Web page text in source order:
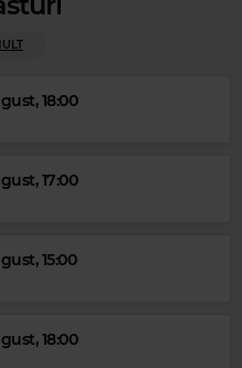
18:00
17:00
15:00
18:00